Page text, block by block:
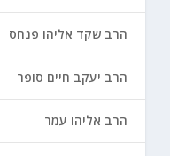
הרב שקד אליהו פנחס
הרב יעקב חיים סופר
הרב אליהו עמר